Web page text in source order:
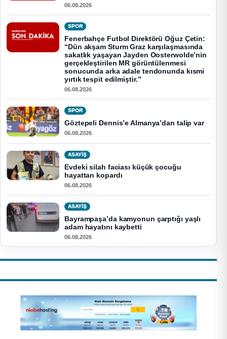
06.08.2026
SPOR
Fenerbahçe Futbol Direktörü Oğuz Çetin:
“Dün akşam Sturm Graz karşılaşmasında
sakatlık yaşayan Jayden Oosterwolde’nin
gerçekleştirilen MR görüntülenmesi
sonucunda arka adale tendonunda kısmi
yırtık tespit edilmiştir.”
06.08.2026
SPOR
Göztepeli Dennis’e Almanya’dan talip var
06.08.2026
ASAYİŞ
Evdeki silah faciası küçük çocuğu
hayattan kopardı
06.08.2026
ASAYİŞ
Bayrampaşa’da kamyonun çarptığı yaşlı
adam hayatını kaybetti
06.08.2026